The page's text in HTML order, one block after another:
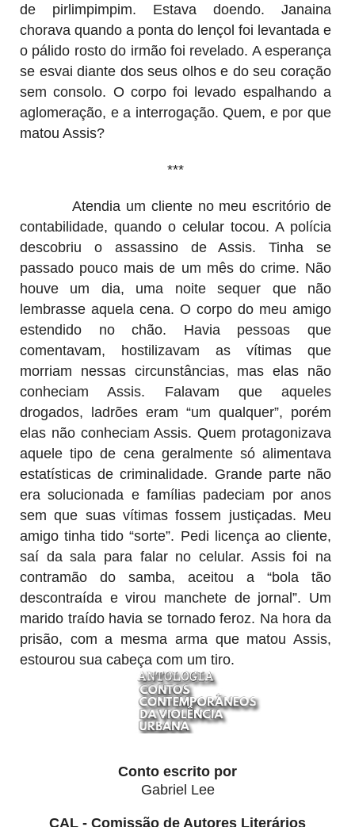
de pirlimpimpim. Estava doendo. Janaina
chorava quando a ponta do lençol foi levantada e
o pálido rosto do irmão foi revelado. A esperança
se esvai diante dos seus olhos e do seu coração
sem consolo. O corpo foi levado espalhando a
aglomeração, e a interrogação. Quem, e por que
matou Assis?
***
Atendia um cliente no meu escritório de
contabilidade, quando o celular tocou. A polícia
descobriu o assassino de Assis. Tinha se
passado pouco mais de um mês do crime. Não
houve um dia, uma noite sequer que não
lembrasse aquela cena. O corpo do meu amigo
estendido no chão. Havia pessoas que
comentavam, hostilizavam as vítimas que
morriam nessas circunstâncias, mas elas não
conheciam Assis. Falavam que aqueles
drogados, ladrões eram “um qualquer”, porém
elas não conheciam Assis. Quem protagonizava
aquele tipo de cena geralmente só alimentava
estatísticas de criminalidade. Grande parte não
era solucionada e famílias padeciam por anos
sem que suas vítimas fossem justiçadas. Meu
amigo tinha tido “sorte”. Pedi licença ao cliente,
saí da sala para falar no celular. Assis foi na
contramão do samba, aceitou a “bola tão
descontraída e virou manchete de jornal”. Um
marido traído havia se tornado feroz. Na hora da
prisão, com a mesma arma que matou Assis,
estourou sua cabeça com um tiro.
Conto escrito por
Gabriel Lee
CAL - Comissão de Autores Literários